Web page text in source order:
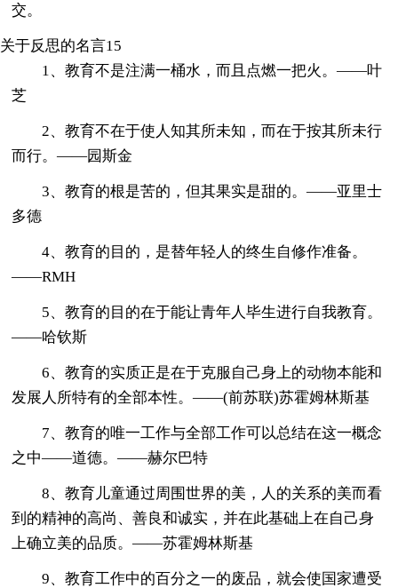
交。
关于反思的名言15
1、教育不是注满一桶水，而且点燃一把火。——叶
芝
2、教育不在于使人知其所未知，而在于按其所未行
而行。——园斯金
3、教育的根是苦的，但其果实是甜的。——亚里士
多德
4、教育的目的，是替年轻人的终生自修作准备。
——RMH
5、教育的目的在于能让青年人毕生进行自我教育。
——哈钦斯
6、教育的实质正是在于克服自己身上的动物本能和
发展人所特有的全部本性。——(前苏联)苏霍姆林斯基
7、教育的唯一工作与全部工作可以总结在这一概念
之中——道德。——赫尔巴特
8、教育儿童通过周围世界的美，人的关系的美而看
到的精神的高尚、善良和诚实，并在此基础上在自己身
上确立美的品质。——苏霍姆林斯基
9、教育工作中的百分之一的废品，就会使国家遭受